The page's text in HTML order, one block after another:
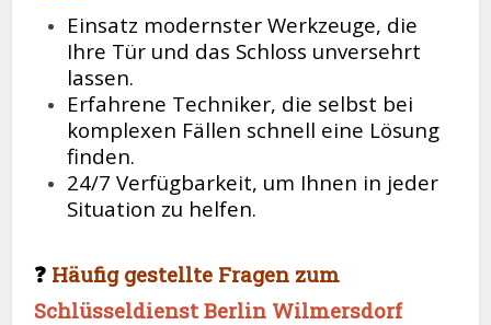
Einsatz modernster Werkzeuge, die
Ihre Tür und das Schloss unversehrt
lassen.
Erfahrene Techniker, die selbst bei
komplexen Fällen schnell eine Lösung
finden.
24/7 Verfügbarkeit, um Ihnen in jeder
Situation zu helfen.
❓ Häufig gestellte Fragen zum
Schlüsseldienst Berlin Wilmersdorf